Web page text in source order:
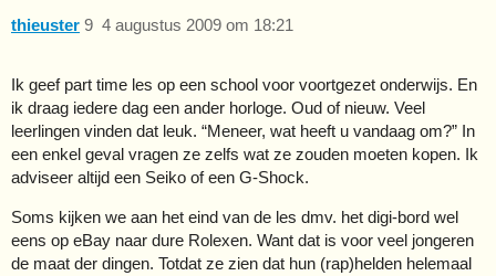
thieuster 4 augustus 2009 om 18:21
9
Ik geef part time les op een school voor voortgezet onderwijs. En
ik draag iedere dag een ander horloge. Oud of nieuw. Veel
leerlingen vinden dat leuk. “Meneer, wat heeft u vandaag om?” In
een enkel geval vragen ze zelfs wat ze zouden moeten kopen. Ik
adviseer altijd een Seiko of een G-Shock.
Soms kijken we aan het eind van de les dmv. het digi-bord wel
eens op eBay naar dure Rolexen. Want dat is voor veel jongeren
de maat der dingen. Totdat ze zien dat hun (rap)helden helemaal